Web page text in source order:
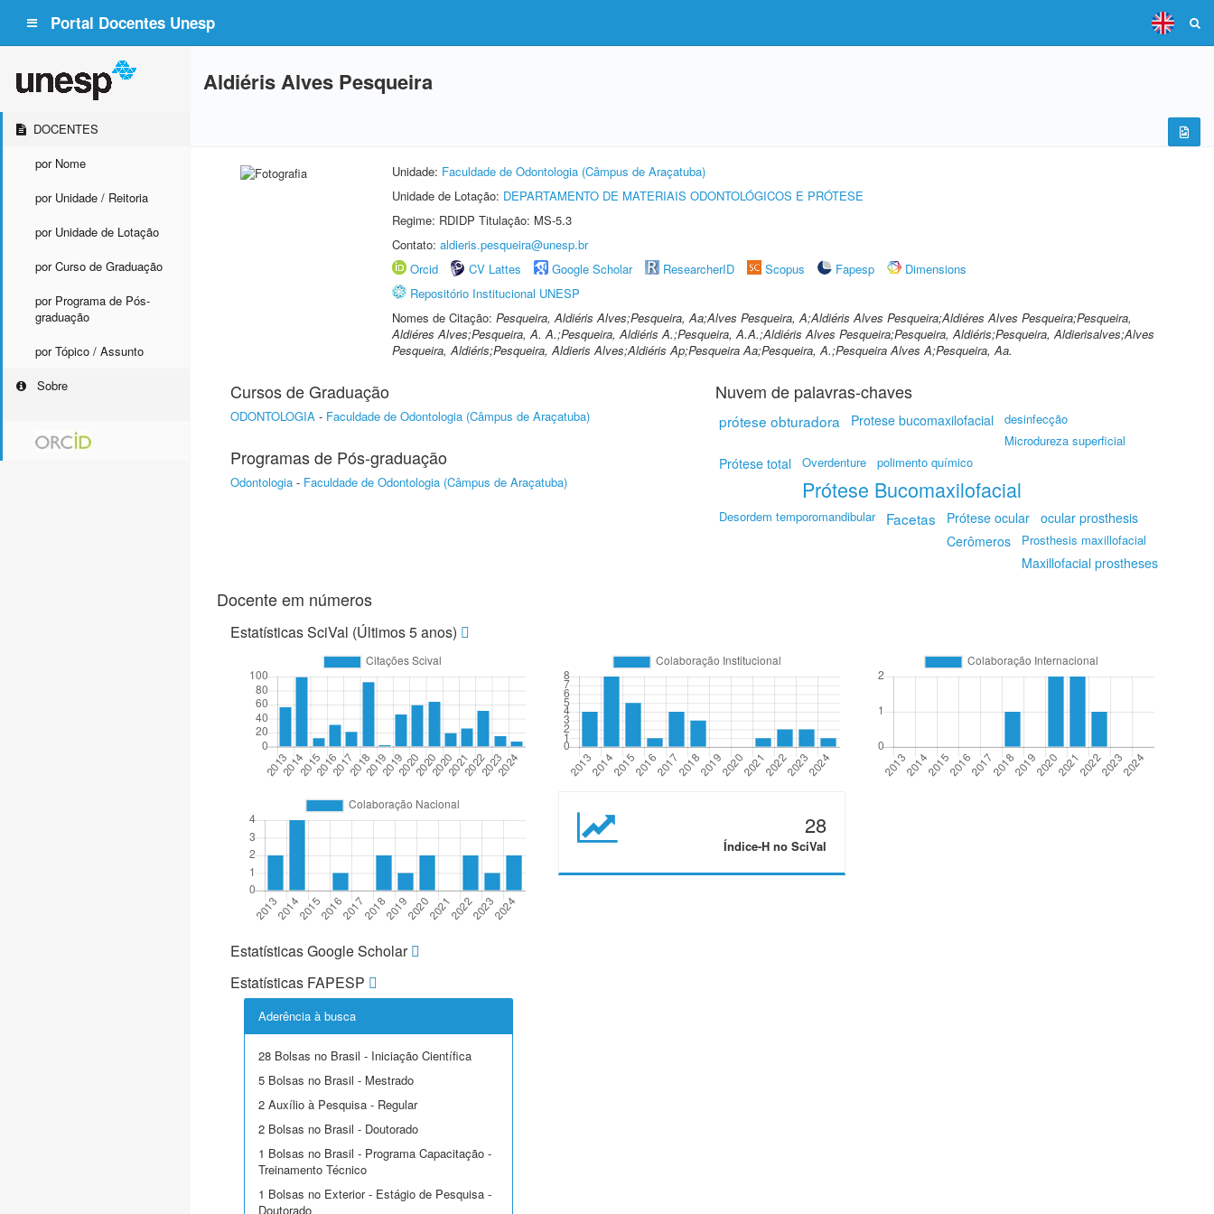
Portal Docentes Unesp
DOCENTES
por Nome
por Unidade / Reitoria
por Unidade de Lotação
por Curso de Graduação
por Programa de Pós-
graduação
por Tópico / Assunto
Sobre
Aldiéris Alves Pesqueira
Unidade: Faculdade de Odontologia (Câmpus de Araçatuba)
Unidade de Lotação: DEPARTAMENTO DE MATERIAIS ODONTOLÓGICOS E PRÓTESE
Regime: RDIDP Titulação: MS-5.3
Contato: aldieris.pesqueira@unesp.br
Orcid
CV Lattes Google Scholar ResearcherID Scopus Fapesp
Dimensions
Repositório Institucional UNESP
Nomes de Citação: Pesqueira, Aldiéris Alves;Pesqueira, Aa;Alves Pesqueira, A;Aldiéris Alves Pesqueira;Aldiéres Alves Pesqueira;Pesqueira,
Aldiéres Alves;Pesqueira, A. A.;Pesqueira, Aldiéris A.;Pesqueira, A.A.;Aldiéris Alves Pesqueira;Pesqueira, Aldiéris;Pesqueira, Aldierisalves;Alves
Pesqueira, Aldiéris;Pesqueira, Aldieris Alves;Aldiéris Ap;Pesqueira Aa;Pesqueira, A.;Pesqueira Alves A;Pesqueira, Aa.
Cursos de Graduação
ODONTOLOGIA - Faculdade de Odontologia (Câmpus de Araçatuba)
Programas de Pós-graduação
Odontologia - Faculdade de Odontologia (Câmpus de Araçatuba)
Nuvem de palavras-chaves
prótese obturadora Protese bucomaxilofacial
desinfecção
Microdureza superficial
Prótese total Overdenture polimento químico
Prótese Bucomaxilofacial
Desordem temporomandibular Facetas Prótese ocular ocular prosthesis
Cerômeros
Prosthesis maxillofacial
Maxillofacial prostheses
Docente em números
Estatísticas SciVal (Últimos 5 anos)
28
Índice-H no SciVal
Estatísticas Google Scholar
Estatísticas FAPESP
Aderência à busca
28 Bolsas no Brasil - Iniciação Científica
5 Bolsas no Brasil - Mestrado
2 Auxílio à Pesquisa - Regular
2 Bolsas no Brasil - Doutorado
1 Bolsas no Brasil - Programa Capacitação -
Treinamento Técnico
1 Bolsas no Exterior - Estágio de Pesquisa -
Doutorado